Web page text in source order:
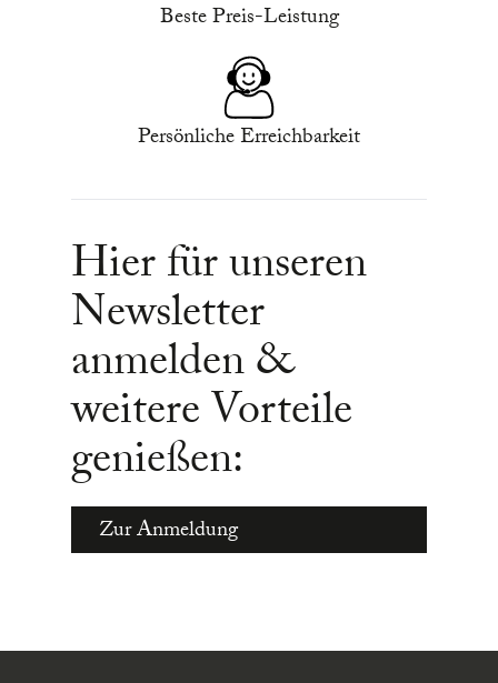
Beste Preis-Leistung
Persönliche Erreichbarkeit
Hier für unseren
Newsletter
anmelden &
weitere Vorteile
genießen:
Zur Anmeldung